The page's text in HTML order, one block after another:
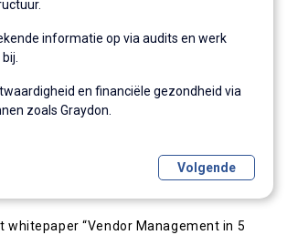
informatie op via audits en werk
en financiële gezondheid via
zoals Graydon.
voor beoordeling.
uit vóór én na contractsluiting voor
prestaties en verbeterpunten op basis van
met periodieke toetsing van
én externe regelgeving met
en prijsstructuren.
Volgende
whitepaper “Vendor Management in 5